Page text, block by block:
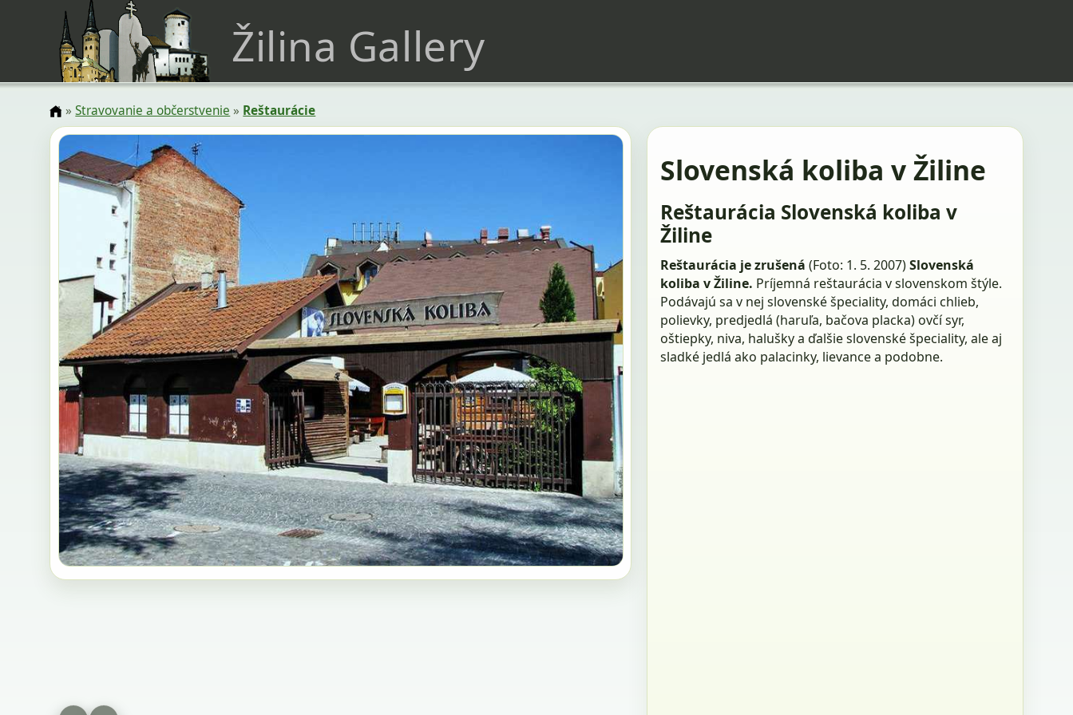
Žilina Gallery
»Stravovanie a občerstvenie » Reštaurácie
Slovenská koliba v Žiline
Reštaurácia Slovenská koliba v
Žiline
Reštaurácia je zrušená (Foto: 1. 5. 2007)Slovenská
koliba v Žiline. Príjemná reštaurácia v slovenskom štýle.
Podávajú sa v nej slovenské špeciality, domáci chlieb,
polievky, predjedlá (haruľa, bačova placka) ovčí syr,
oštiepky, niva, halušky a ďalšie slovenské špeciality, ale aj
sladké jedlá ako palacinky, lievance a podobne.